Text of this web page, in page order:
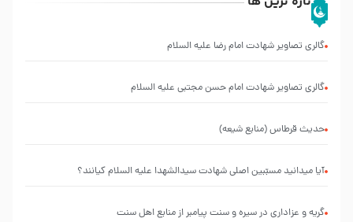
گالری تصاویر شهادت امام رضا علیه السلام
گالری تصاویر شهادت امام حسن مجتبی علیه السلام
حدیث قرطاس (منابع شیعه)
آیا میدانید مسبّبین اصلی شهادت سیدالشهدا علیه ‌السلام کیانند؟
گریه و عزاداری در سیره و سنت پیامبر از منابع اهل سنت